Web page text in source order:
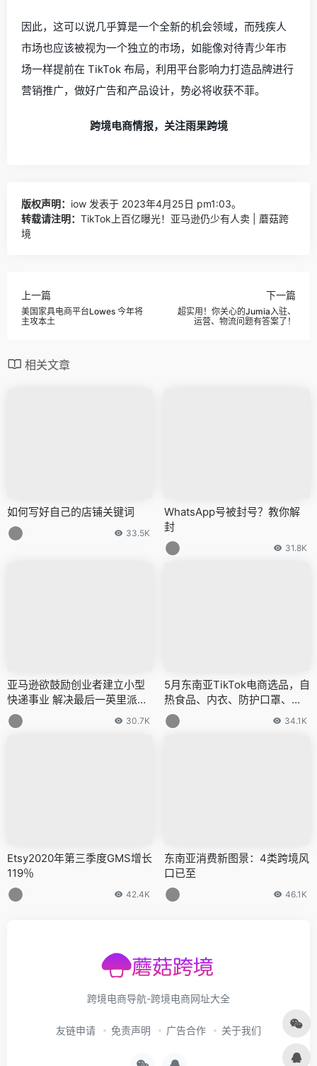
因此，这可以说几乎算是一个全新的机会领域，而残疾人
市场也应该被视为一个独立的市场，如能像对待青少年市
场一样提前在 TikTok 布局，利用平台影响力打造品牌进行
营销推广，做好广告和产品设计，势必将收获不菲。
跨境电商情报，关注雨果跨境
版权声明： iow 发表于 2023年4月25日 pm1:03。
转载请注明： TikTok上百亿曝光！亚马逊仍少有人卖 | 蘑菇跨
境
上一篇
美国家具电商平台Lowes 今年将
主攻本土
下一篇
超实用！你关心的Jumia入驻、
运营、物流问题有答案了！
相关文章
如何写好自己的店铺关键词
33.5K
WhatsApp号被封号？教你解
封
31.8K
亚马逊欲鼓励创业者建立小型
快递事业 解决最后一英里派送
问题
30.7K
5月东南亚TikTok电商选品，自
热食品、内衣、防护口罩、面
膜等热卖！
34.1K
Etsy2020年第三季度GMS增长
119％
42.4K
东南亚消费新图景：4类跨境风
口已至
46.1K
跨境电商导航-跨境电商网址大全
友链申请 免责声明 广告合作 关于我们